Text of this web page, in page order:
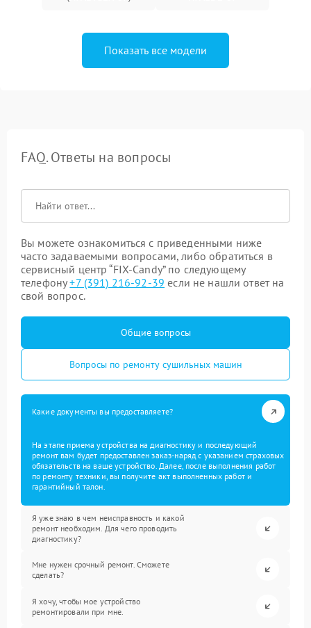
Показать все модели
FAQ. Ответы на вопросы
Вы можете ознакомиться с приведенными ниже
часто задаваемыми вопросами, либо обратиться в
сервисный центр “FIX-Candy” по следующему
телефону+7 (391) 216-92-39 если не нашли ответ на
свой вопрос.
Общие вопросы
Вопросы по ремонту сушильных машин
Какие документы вы предоставляете?
На этапе приема устройства на диагностику и последующий
ремонт вам будет предоставлен заказ-наряд с указанием страховых
обязательств на ваше устройство. Далее, после выполнения работ
по ремонту техники, вы получите акт выполненных работ и
гарантийный талон.
Я уже знаю в чем неисправность и какой
ремонт необходим. Для чего проводить
диагностику?
Мне нужен срочный ремонт. Сможете
сделать?
Я хочу, чтобы мое устройство
ремонтировали при мне.